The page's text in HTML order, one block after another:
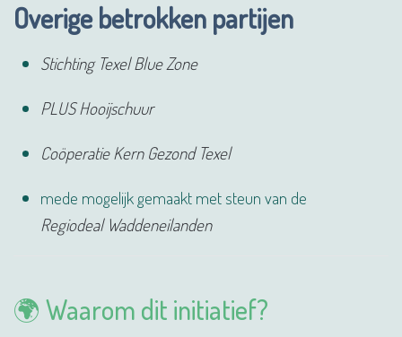
Overige betrokken partijen
Stichting Texel Blue Zone
PLUS Hooijschuur
Coöperatie Kern Gezond Texel
mede mogelijk gemaakt met steun van de
Regiodeal Waddeneilanden
🌍 Waarom dit initiatief?